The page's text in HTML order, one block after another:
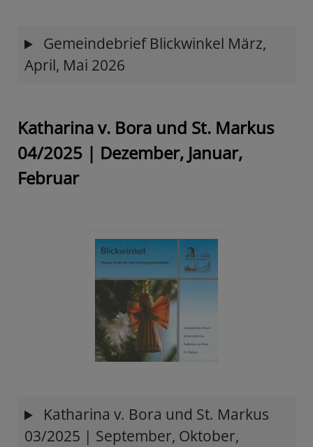
Gemeindebrief Blickwinkel März,
April, Mai 2026
Katharina v. Bora und St. Markus
04/2025 | Dezember, Januar,
Februar
Katharina v. Bora und St. Markus
03/2025 | September, Oktober,